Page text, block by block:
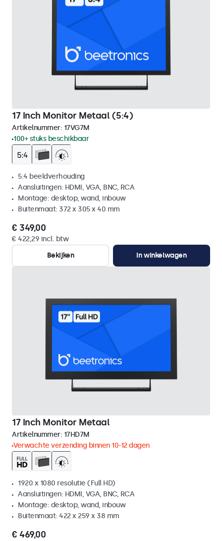
17 Inch Monitor Metaal (5:4)
Artikelnummer: 17VG7M
100+ stuks beschikbaar
5:4 beeldverhouding
Aansluitingen: HDMI, VGA, BNC, RCA
Montage: desktop, wand, inbouw
Buitenmaat: 372 x 305 x 40 mm
€ 349,00
€ 422,29 incl. btw
Bekijken
In winkelwagen
17 Inch Monitor Metaal
Artikelnummer: 17HD7M
Verwachte verzending binnen 10-12 dagen
1920 x 1080 resolutie (Full HD)
Aansluitingen: HDMI, VGA, BNC, RCA
Montage: desktop, wand, inbouw
Buitenmaat: 422 x 259 x 38 mm
€ 469,00